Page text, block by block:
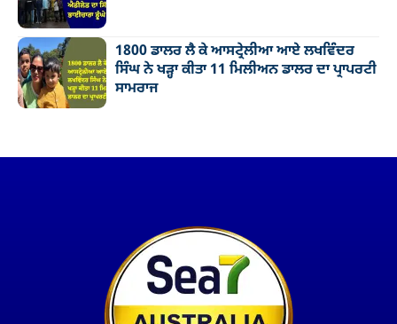
1800 ਡਾਲਰ ਲੈ ਕੇ ਆਸਟ੍ਰੇਲੀਆ ਆਏ ਲਖਵਿੰਦਰ
ਸਿੰਘ ਨੇ ਖੜ੍ਹਾ ਕੀਤਾ 11 ਮਿਲੀਅਨ ਡਾਲਰ ਦਾ ਪ੍ਰਾਪਰਟੀ
ਸਾਮਰਾਜ